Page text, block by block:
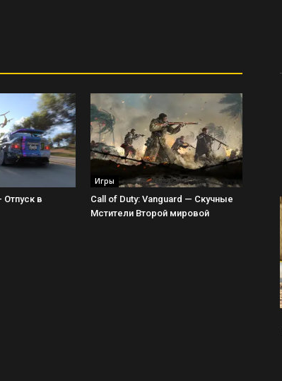
Отпуск в
Игры
Call of Duty: Vanguard — Скучные
Мстители Второй мировой